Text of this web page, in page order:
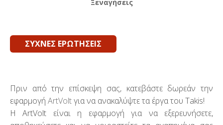
Ξεναγήσεις
ΣΥΧΝΕΣ ΕΡΩΤΗΣΕΙΣ
Πριν από την επίσκεψη σας, κατεβάστε δωρεάν την
εφαρμογή ArtVoltγια να ανακαλύψτε τα έργα του Takis!
Η ArtVolt είναι η εφαρμογή για να εξερευνήσετε,